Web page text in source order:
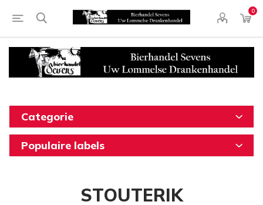
0
Categorie
Populaire labels
STOUTERIK